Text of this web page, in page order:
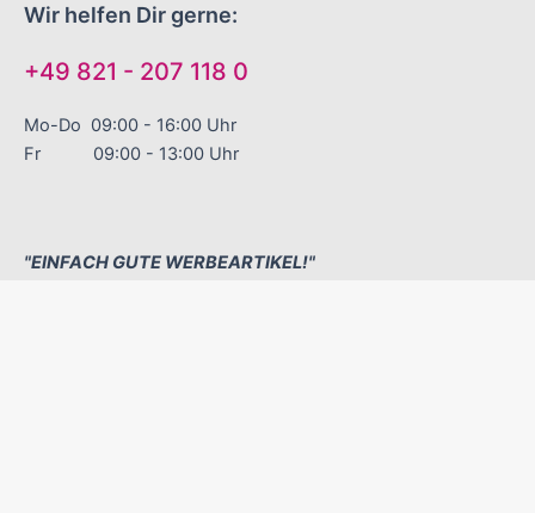
Wir helfen Dir gerne:
+49 821 - 207 118 0
Mo-Do 09:00 - 16:00 Uhr
Fr 09:00 - 13:00 Uhr
"EINFACH GUTE WERBEARTIKEL!"